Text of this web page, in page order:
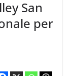
San
per